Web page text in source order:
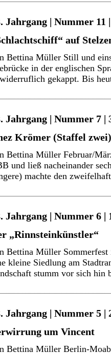
Jahrgang | Nummer 11
auf
Bettina Müller Still und
in der englischen
gekappt. Bis
Jahrgang | Nummer 7 |
Krömer (Staffel zwei)
Bettina Müller Februar/
und ließ nacheinander
machte den
Jahrgang | Nummer 6 |
„Rinnsteinkünstler“
Bettina Müller
kleine Siedlung am
stumm vor sich hin
Jahrgang | Nummer 5 |
um Vincent
Bettina Müller Berlin-